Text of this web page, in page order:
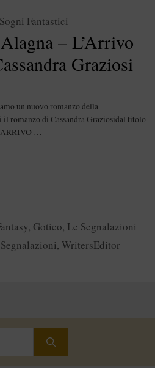
– L’Arrivo
Graziosi
Fantastici
un nuovo romanzo della
romanzo di Cassandra Graziosidal titolo
…
, Gotico, Le Segnalazioni
Segnalazioni, WritersEditor